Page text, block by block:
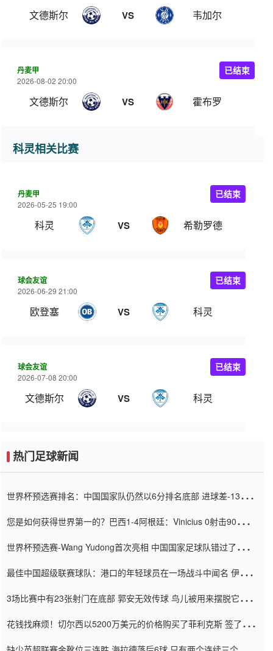
文德斯尔 VS 韦加尔
丹麦甲
2026-08-02 20:00
文德斯尔 VS 霍布罗
已结束
科灵相关比赛
丹麦甲
2026-05-25 19:00
科灵 VS 希勒罗德
已结束
球会友谊
2026-06-29 21:00
欧登塞 VS 科灵
已结束
球会友谊
2026-07-08 20:00
文德斯尔 VS 科灵
已结束
热门足球新闻
世界杯预选赛排名：中国国家队仍然以6分排名底部 进球差-13令人
您是如何获得世界第一的？巴西1-4阿根廷：Vinicius 0射击90分钟
世界杯预选赛-Wang Yudong首次亮相 中国国家足球队错过了世界
最佳中国超级联赛球队：港口的年轻球员在一场战斗中闻名 伊万放
3场比赛中有23张射门在底部 郭安无效传球 鸟儿被用来摆脱它
花钱找麻烦！切尔西以5200万美元的价格购买了菲利克斯 签了7年